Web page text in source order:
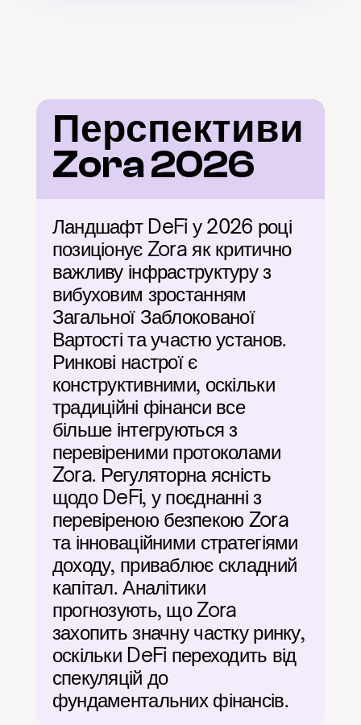
Перспективи
Zora 2026
Ландшафт DeFi у 2026 році
позиціонує Zora як критично
важливу інфраструктуру з
вибуховим зростанням
Загальної Заблокованої
Вартості та участю установ.
Ринкові настрої є
конструктивними, оскільки
традиційні фінанси все
більше інтегруються з
перевіреними протоколами
Zora. Регуляторна ясність
щодо DeFi, у поєднанні з
перевіреною безпекою Zora
та інноваційними стратегіями
доходу, приваблює складний
капітал. Аналітики
прогнозують, що Zora
захопить значну частку ринку,
оскільки DeFi переходить від
спекуляцій до
фундаментальних фінансів.